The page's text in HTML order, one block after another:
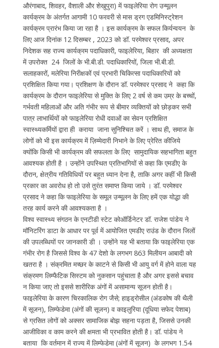
औरंगाबाद, शिवहर, वैशाली और शेखुपुरा) में फाइलेरिया रोग उन्मूलन
कार्यक्रम के अंतर्गत आगामी 10 फरवरी से मास ड्रग एडमिनिस्ट्रेशन
कार्यक्रम प्रारंभ किया जा रहा है । इस कार्यक्रम के सफल किर्यन्वयन के
लिए आज दिनांक 12 दिसम्बर , 2023 को डॉ. परमेश्वर प्रसाद, अपर
निदेशक सह राज्य कार्यक्रम पदाधिकारी, फाइलेरिया, बिहार की अध्यक्षता
में उपरोक्त 24 जिलों के भी.बी.डी. पदाधिकारियों, जिला भी.बी.डी.
सलाहकारों, मलेरिया निरीक्षकों एवं प्रभारी चिकित्सा पदाधिकारियों को
प्रशिक्षित किया गया। प्रशिक्षण के दौरान डॉ. परमेश्वर प्रसाद ने कहा कि
कार्यक्रम के दौरान फाइलेरिया से मुक्ति के लिए 2 वर्ष से कम उम्र के बच्चों,
गर्भवती महिलाओं और अति गंभीर रूप से बीमार व्यक्तियों को छोड़कर सभी
पात्र लाभार्थियों को फाइलेरिया रोधी दवाओं का सेवन प्रशिक्षित
स्वास्थ्यकर्मियों द्वारा ही कराया जाना सुनिश्चित करें । साथ ही, समाज के
लोगों को भी इस कार्यक्रम में ज़िम्मेदारी निभाने के लिए प्रेरित कीजिये
क्योंकि किसी भी कार्यक्रम की सफलता के लिए सामुदायिक सहभागिता बहुत
आवश्यक होती है । उन्होंने उपस्थित प्रतिभागियों से कहा कि एमडीए के
दौरान, क्षेत्रीय गतिविधियों पर बहुत ध्यान देना है, ताकि अगर कहीं भी किसी
प्रकार का अवरोध हो तो उसे तुरंत समाप्त किया जाये । डॉ. परमेश्वर
प्रसाद ने कहा कि फाइलेरिया के समूल उन्मूलन के लिए हमें एक योद्धा की
तरह कार्य करने की आवश्यकता है ।
विश्व स्वास्थ्य संगठन के एनटीडी स्टेट कोऑर्डिनेटर डॉ. राजेश पांडेय ने
मॉनिटरिंग डाटा के आधार पर पूर्व में आयोजित एमडीए राउंड के दौरान जिलों
की उपलब्धियों पर जानकारी डी । उन्होंने यह भी बताया कि फाइलेरिया एक
गंभीर रोग है जिससे विश्व के 47 देशो के लगभग 863 मिलीयन आबादी को
खतरा है । संक्रमित मच्छर के काटने से किसी भी आयु वर्ग में होने वाला यह
संक्रमण लिम्फैटिक सिस्टम को नुकसान पहुंचाता है और अगर इससे बचाव
न किया जाए तो इससे शारीरिक अंगों में असामान्य सूजन होती है।
फाइलेरिया के कारण चिरकालिक रोग जैसे; हाइड्रोसील (अंडकोष की थैली
में सूजन), लिम्फेडेमा (अंगों की सूजन) व काइलुरिया (दूधिया सफेद पेशाब)
से ग्रसित लोगों को अक्सर सामाजिक बोझ सहना पड़ता है, जिससे उनकी
आजीविका व काम करने की क्षमता भी प्रभावित होती है। डॉ. पांडेय ने
बताया कि वर्तमान में राज्य में लिम्फेडेमा (अंगों में सूजन) के लगभग 1.54